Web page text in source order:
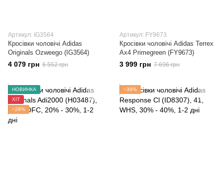
Артикул: IG3564
Кросівки чоловічі Adidas
Originals Ozweego (IG3564)
4 079 грн 6 552 грн
Артикул: FY9673
Кросівки чоловічі Adidas Terrex
Ax4 Primegreen (FY9673)
3 999 грн 7 696 грн
НОВИНКА
ХІТ
−29%
−39%